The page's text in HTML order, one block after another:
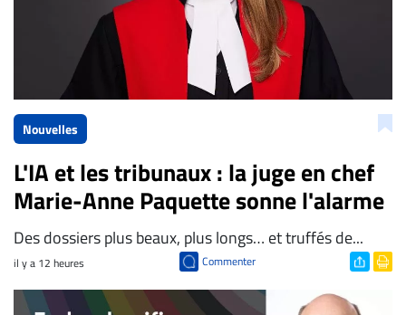
Nouvelles
L'IA et les tribunaux : la juge en chef
Marie-Anne Paquette sonne l'alarme
Des dossiers plus beaux, plus longs… et truffés de...
il y a 12 heures Commenter